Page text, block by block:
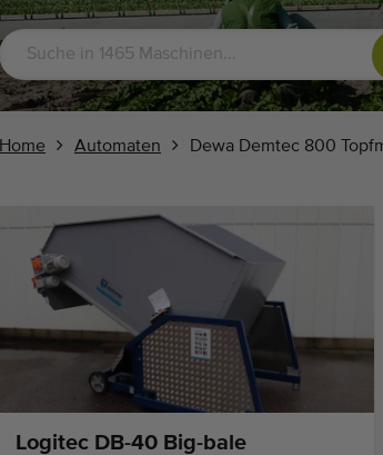
Home Automaten Dewa Demtec 800
Logitec DB-40 Big-bale